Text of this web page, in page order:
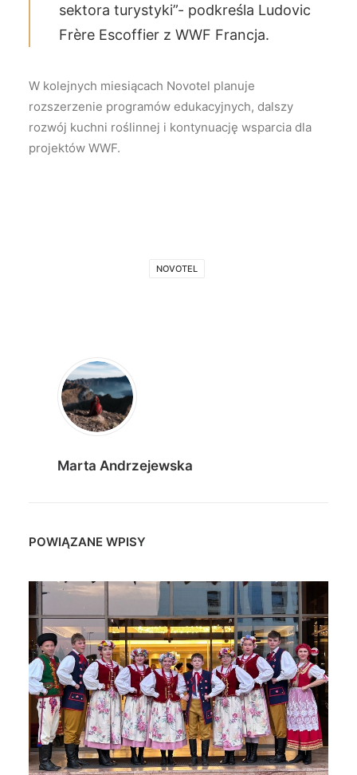
sektora turystyki”- podkreśla Ludovic
Frère Escoffier z WWF Francja.
W kolejnych miesiącach Novotel planuje
rozszerzenie programów edukacyjnych, dalszy
rozwój kuchni roślinnej i kontynuację wsparcia dla
projektów WWF.
NOVOTEL
Marta Andrzejewska
POWIĄZANE WPISY